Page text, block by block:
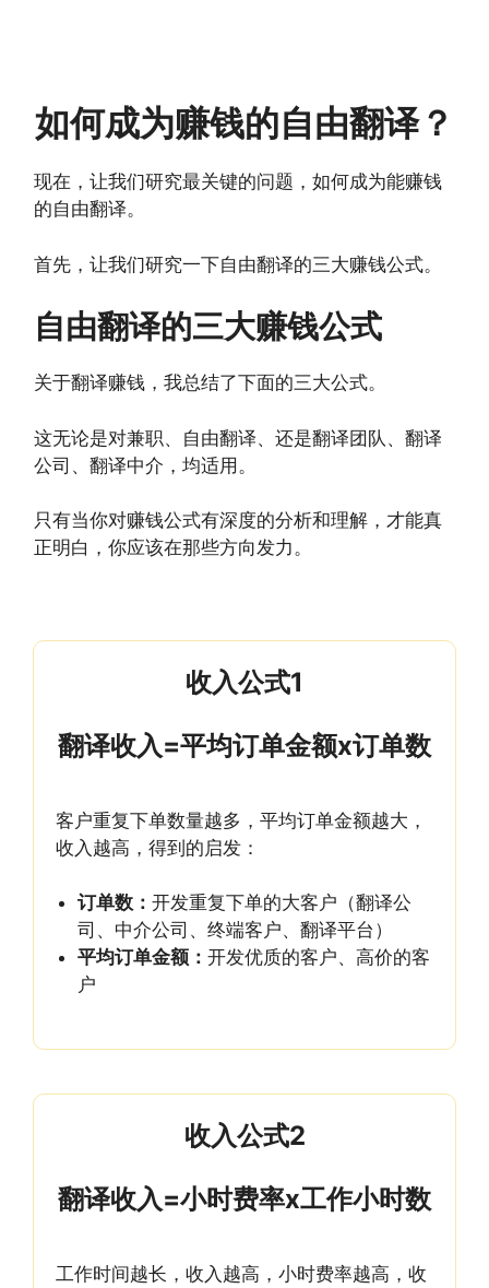
如何成为赚钱的自由翻译？
现在，让我们研究最关键的问题，如何成为能赚钱
的自由翻译。
首先，让我们研究一下自由翻译的三大赚钱公式。
自由翻译的三大赚钱公式
关于翻译赚钱，我总结了下面的三大公式。
这无论是对兼职、自由翻译、还是翻译团队、翻译
公司、翻译中介，均适用。
只有当你对赚钱公式有深度的分析和理解，才能真
正明白，你应该在那些方向发力。
收入公式1
翻译收入=平均订单金额x订单数
客户重复下单数量越多，平均订单金额越大，
收入越高，得到的启发：
订单数： 开发重复下单的大客户（翻译公
司、中介公司、终端客户、翻译平台）
平均订单金额： 开发优质的客户、高价的客
户
收入公式2
翻译收入=小时费率x工作小时数
工作时间越长，收入越高，小时费率越高，收